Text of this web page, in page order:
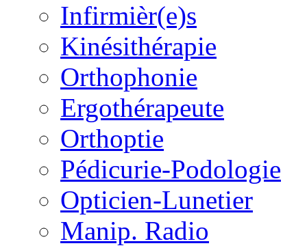
Infirmièr(e)s
Kinésithérapie
Orthophonie
Ergothérapeute
Orthoptie
Pédicurie-Podologie
Opticien-Lunetier
Manip. Radio